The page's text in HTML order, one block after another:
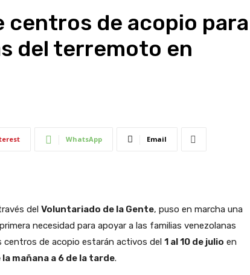
centros de acopio para
del terremoto en
WhatsApp Email
del Voluntariado de la Gente, puso en marcha una
necesidad para apoyar a las familias venezolanas
de acopio estarán activos del 1 al 10 de julio en
la mañana a 6 de la tarde.